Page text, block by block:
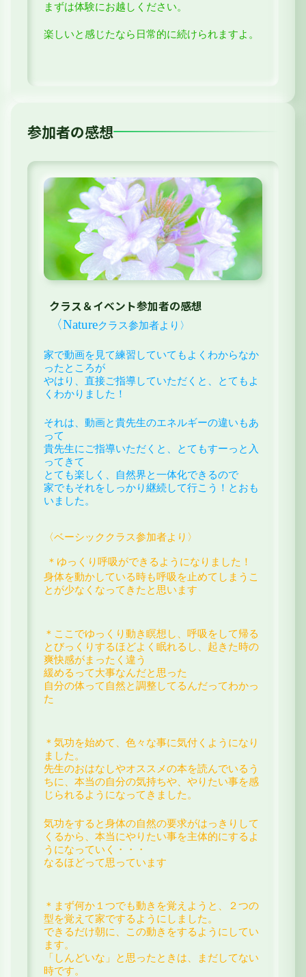
まずは体験にお越しください。
楽しいと感じたなら日常的に続けられますよ。
参加者の感想
クラス＆イベント参加者の感想
〈Natureクラス参加者より〉
家で動画を見て練習していてもよくわからなか
ったところが
やはり、直接ご指導していただくと、とてもよ
くわかりました！
それは、動画と貴先生のエネルギーの違いもあ
って
貴先生にご指導いただくと、とてもすーっと入
ってきて
とても楽しく、自然界と一体化できるので
家でもそれをしっかり継続して行こう！とおも
いました。
〈ベーシッククラス参加者より〉
＊ゆっくり呼吸ができるようになりました！
身体を動かしている時も呼吸を止めてしまうこ
とが少なくなってきたと思います
＊ここでゆっくり動き瞑想し、呼吸をして帰る
とびっくりするほどよく眠れるし、 起きた時の
爽快感がまったく違う
緩めるって大事なんだと思った
自分の体って自然と調整してるんだってわかっ
た
＊気功を始めて、色々な事に気付くようになり
ました。
先生のおはなしやオススメの本を読んでいるう
ちに、 本当の自分の気持ちや、やりたい事を感
じられるようになってきました。
気功をすると身体の自然の要求がはっきりして
くるから、 本当にやりたい事を主体的にするよ
うになっていく・・・
なるほどって思っています
＊ まず何か１つでも動きを覚えようと、
２つの
型を覚えて家でするようにしました。
できるだけ朝に、この動きをするようにしてい
ます。
「しんどいな」と思ったときは、まだしてない
時です。